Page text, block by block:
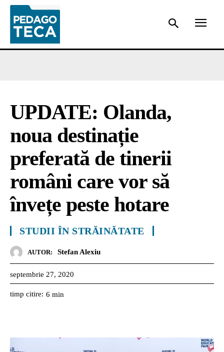
UPDATE: Olanda,
noua destinație
preferată de tinerii
români care vor să
învețe peste hotare
STUDII ÎN STRĂINĂTATE
AUTOR: Stefan Alexiu
septembrie 27, 2020
timp citire: 6 min